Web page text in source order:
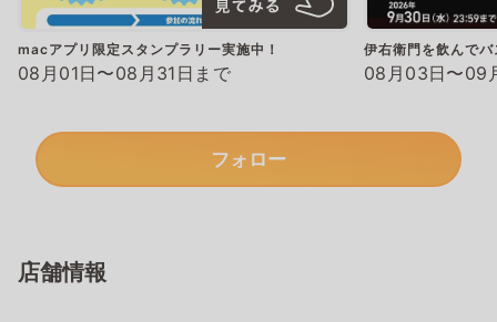
macアプリ限定スタンプラリー実施中！
08月01日〜08月31日まで
伊右衛門を飲んで
08月03日〜09
フォロー
店舗情報